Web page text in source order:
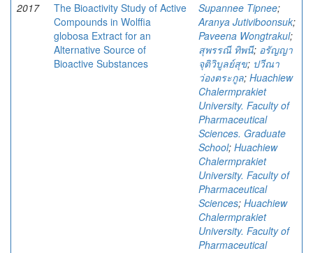
2017
The Bioactivity Study of Active
Compounds in Wolffia
globosa Extract for an
Alternative Source of
Bioactive Substances
Supannee Tipnee;
Aranya Jutiviboonsuk;
Paveena Wongtrakul;
สุพรรณี ทิพนี; อรัญญา
จุติวิบูลย์สุข; ปวีณา
ว่องตระกูล; Huachiew
Chalermprakiet
University. Faculty of
Pharmaceutical
Sciences. Graduate
School; Huachiew
Chalermprakiet
University. Faculty of
Pharmaceutical
Sciences; Huachiew
Chalermprakiet
University. Faculty of
Pharmaceutical